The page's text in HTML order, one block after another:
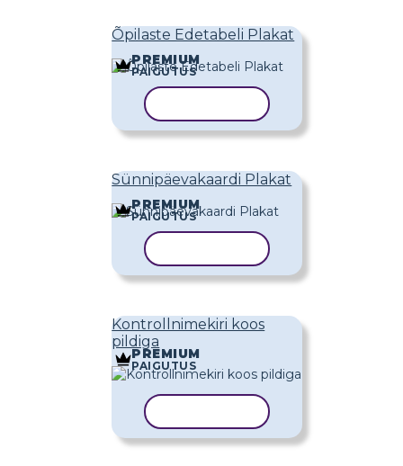
Õpilaste Edetabeli Plakat
PREMIUM
PAIGUTUS
Sünnipäevakaardi Plakat
PREMIUM
PAIGUTUS
Kontrollnimekiri koos
pildiga
PREMIUM
PAIGUTUS